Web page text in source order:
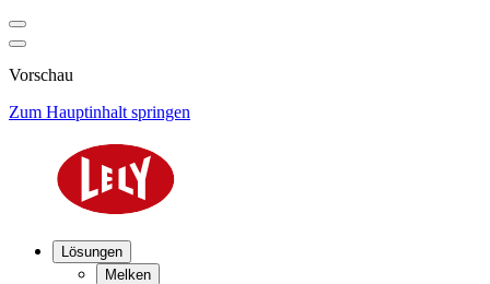
Vorschau
Zum Hauptinhalt springen
Lösungen
Melken